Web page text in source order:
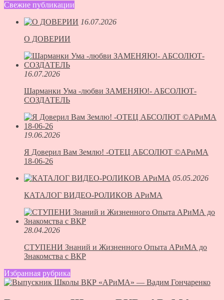
Свежие публикации
16.07.2026
О ДОВЕРИИ
16.07.2026
Шарманки Ума -любви ЗАМЕНЯЮ!- АБСОЛЮТ-
СОЗДАТЕЛЬ
19.06.2026
Я Доверил Вам Землю! -ОТЕЦ АБСОЛЮТ ©АРиМА
18-06-26
05.05.2026
КАТАЛОГ ВИДЕО-РОЛИКОВ АРиМА
28.04.2026
СТУПЕНИ Знаний и Жизненного Опыта АРиМА до
Знакомства с ВКР
Избранная рубрика